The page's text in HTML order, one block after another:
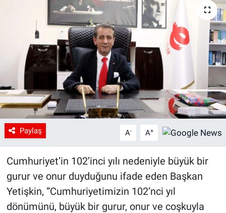
Paylaş A- A+
Cumhuriyet’in 102’inci yılı nedeniyle büyük bir
gurur ve onur duyduğunu ifade eden Başkan
Yetişkin, “Cumhuriyetimizin 102’nci yıl
dönümünü, büyük bir gurur, onur ve coşkuyla